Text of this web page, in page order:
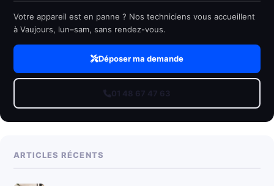
Votre appareil est en panne ? Nos techniciens vous accueillent
à Vaujours, lun–sam, sans rendez-vous.
Déposer ma demande
01 48 67 47 63
ARTICLES RÉCENTS